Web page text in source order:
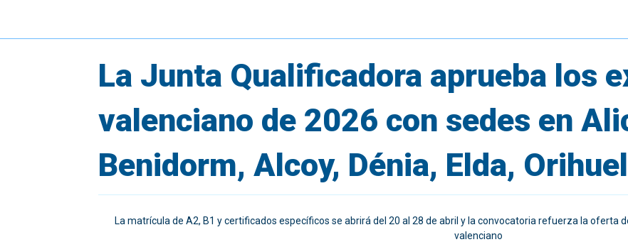
La Junta Qualificadora aprueba los
valenciano de 2026 con sedes en
Benidorm, Alcoy, Dénia, Elda,
La matrícula de A2, B1 y certificados específicos se abrirá del 20 al 28 de abril y la convocatoria refuerza la oferta
valenciano